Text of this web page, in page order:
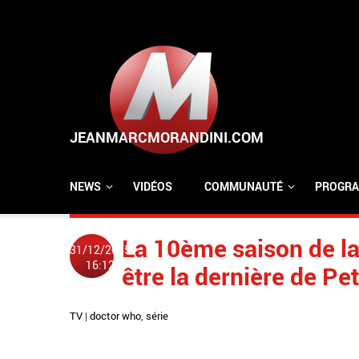
NEWS VIDÉOS COMMUNAUTÉ
31/12/2015
16:12
La 10ème saison de
être la dernière de
TV | doctor who, série